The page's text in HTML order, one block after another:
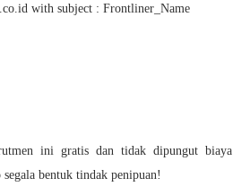
with subject : Frontliner_Name
ini gratis dan tidak dipungut biaya
bentuk tindak penipuan!